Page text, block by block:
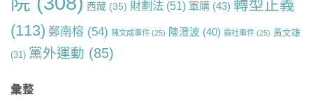
西藏 (35) 財劃法 (51) 軍購 (43) 轉型正義
(113) 鄭南榕 (54) 陳文成事件 (25) 陳澄波 (40) 霧社事件 (25) 黃文雄
(31) 黨外運動 (85)
彙整